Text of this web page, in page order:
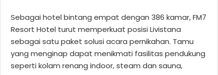
Sebagai hotel bintang empat dengan 386 kamar, FM7
Resort Hotel turut memperkuat posisi Livistana
sebagai satu paket solusi acara pernikahan. Tamu
yang menginap dapat menikmati fasilitas pendukung
seperti kolam renang indoor, steam dan sauna,